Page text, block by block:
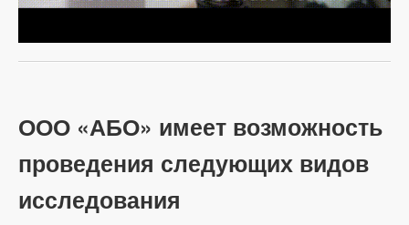
ООО «АБО» имеет возможность
проведения следующих видов
исследования